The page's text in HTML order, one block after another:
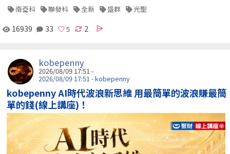
南亞科 聯發科 全新 盛群 光聖
16939 33 2
kobepenny
2026/08/09 17:51 -
2026/08/09 17:51 - kobepenny
kobepenny AI時代波浪新思維 用最簡單的波浪賺最簡
單的錢(線上講座)！